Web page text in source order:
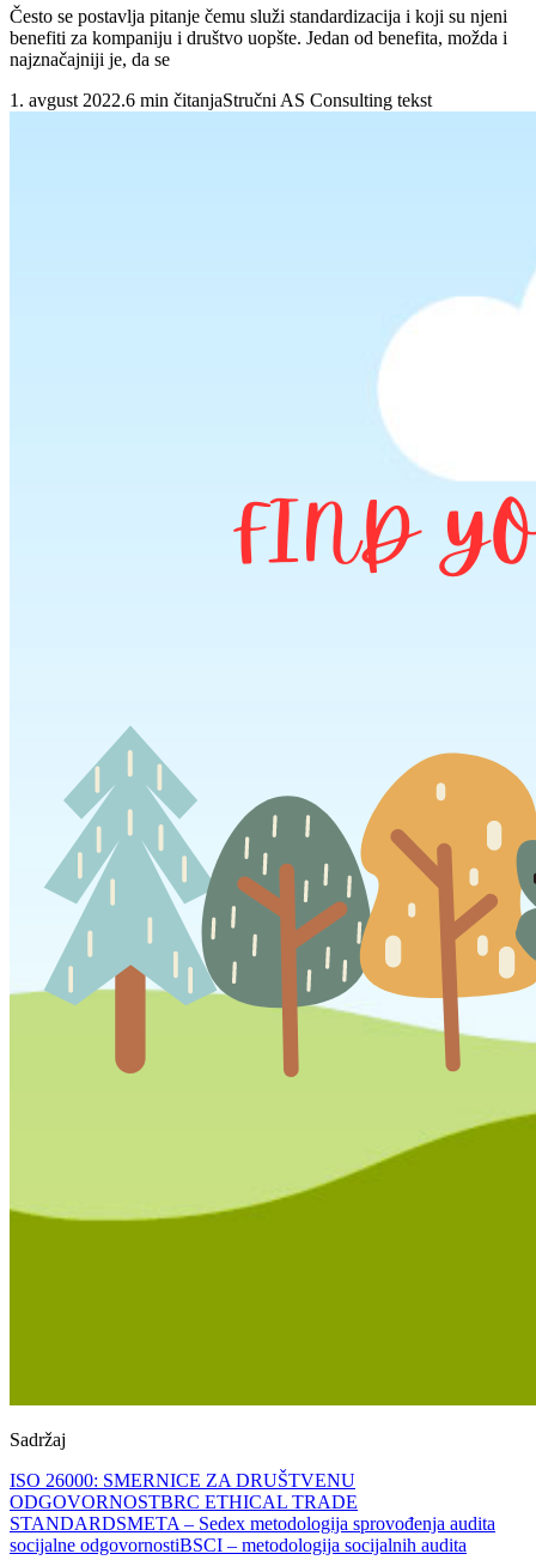
Često se postavlja pitanje čemu služi standardizacija i koji su njeni
benefiti za kompaniju i društvo uopšte. Jedan od benefita, možda i
najznačajniji je, da se
1. avgust 2022.6 min čitanjaStručni AS Consulting tekst
Sadržaj
ISO 26000: SMERNICE ZA DRUŠTVENU
ODGOVORNOSTBRC ETHICAL TRADE
STANDARDSMETA – Sedex metodologija sprovođenja audita
socijalne odgovornostiBSCI – metodologija socijalnih audita